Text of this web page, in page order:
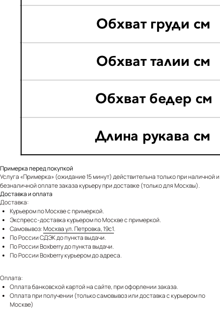
Примерка перед покупкой
Услуга «Примерка» (ожидание 15 минут) действительна только при наличной и
безналичной оплате заказа курьеру при доставке (только для Москвы).
Доставка и оплата
Доставка:
Курьером по Москве с примеркой.
Экспресс-доставка курьером по Москве с примеркой.
Самовывоз:Москва ул. Петровка, 19с1.
По России СДЭК до пункта выдачи.
По России Boxberry до пункта выдачи.
По России Boxberry курьером до адреса.
Оплата:
Оплата банковской картой на сайте, при офорлении заказа.
Оплата при получении (только самовывоз или доставка с курьером по
Москве)